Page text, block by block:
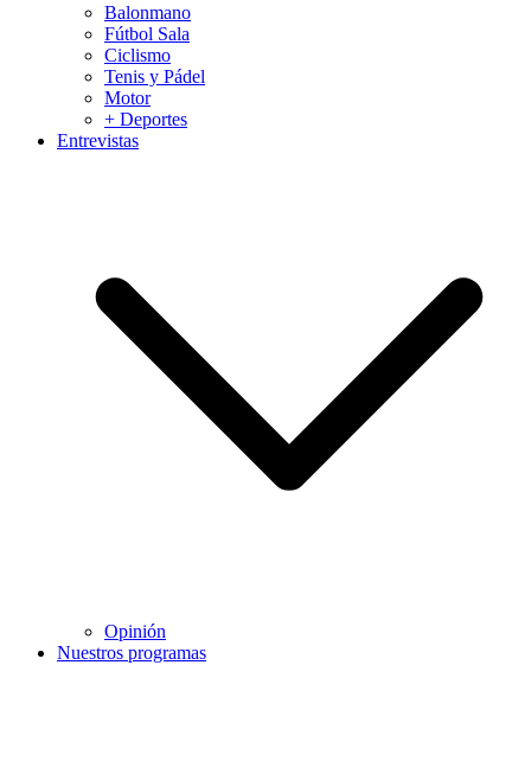
Balonmano
Fútbol Sala
Ciclismo
Tenis y Pádel
Motor
+ Deportes
Entrevistas
Opinión
Nuestros programas